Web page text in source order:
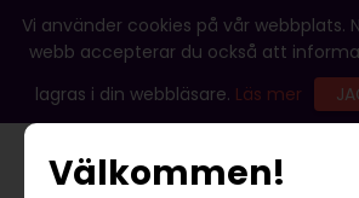
Vi använder cookies på vår webbplats.
webb accepterar du också att
lagras i din webbläsare. Läs mer
Välkommen!